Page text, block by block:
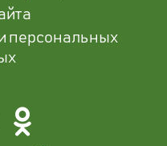
персональных